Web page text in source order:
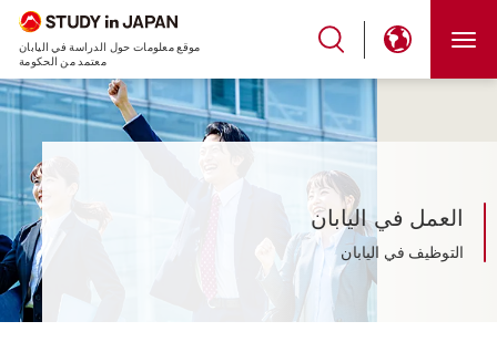
موقع معلومات حول الدراسة في اليابان
معتمد من الحكومة
العمل في اليابان
التوظيف في اليابان